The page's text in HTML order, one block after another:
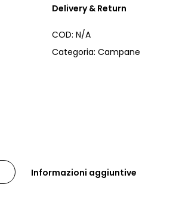
Delivery & Return
COD: N/A
Categoria: Campane
Informazioni aggiuntive